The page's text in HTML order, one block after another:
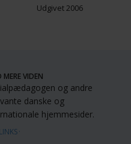
Udgivet 2006
MERE VIDEN
og andre
danske og
hjemmesider.